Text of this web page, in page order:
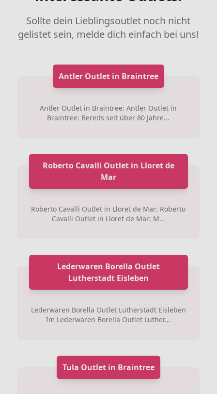
Sollte dein Lieblingsoutlet noch nicht
gelistet sein, melde dich einfach bei uns!
Antler Outlet in Braintree
Antler Outlet in Braintree: Antler Outlet in
Braintree: Bereits seit über 80 Jahre...
Roberto Cavalli Outlet in Lloret de
Mar
Roberto Cavalli Outlet in Lloret de Mar: Roberto
Cavalli Outlet in Lloret de Mar: M...
Lederwaren Borella Outlet
Lutherstadt Eisleben
Lederwaren Borella Outlet Lutherstadt Eisleben
Im Lederwaren Borella Outlet Luther...
Tula Outlet in Braintree